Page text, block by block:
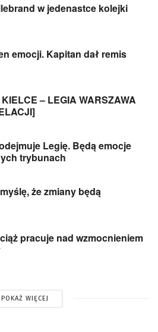
w jedenastce kolejki
emocji. Kapitan dał remis
– LEGIA WARSZAWA
Legię. Będą emocje
trybunach
że zmiany będą
pracuje nad wzmocnieniem
POKAŻ WIĘCEJ